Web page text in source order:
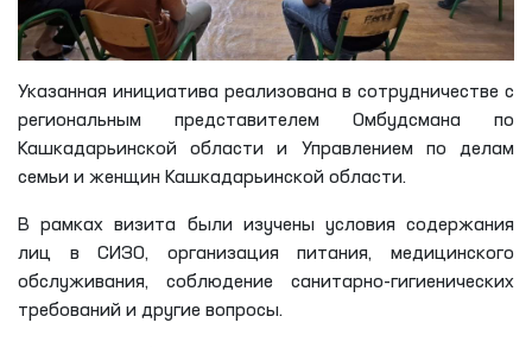
Указанная инициатива реализована в сотрудничестве с
региональным представителем Омбудсмана по
Кашкадарьинской области и Управлением по делам
семьи и женщин Кашкадарьинской области.
В рамках визита были изучены условия содержания
лиц в СИЗО, организация питания, медицинского
обслуживания, соблюдение санитарно-гигиенических
требований и другие вопросы.